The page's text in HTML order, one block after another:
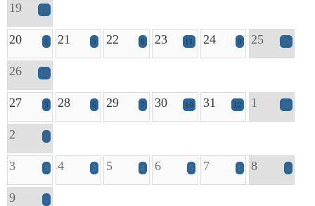
19 18
20 1 21 5 22 6 23 11 24 9 25 25
26 18
27 3 28 6 29 7 30 10 31 12 1 20
2 9
3 3 4 2 5 4 6 5 7 1 8 4
9 1